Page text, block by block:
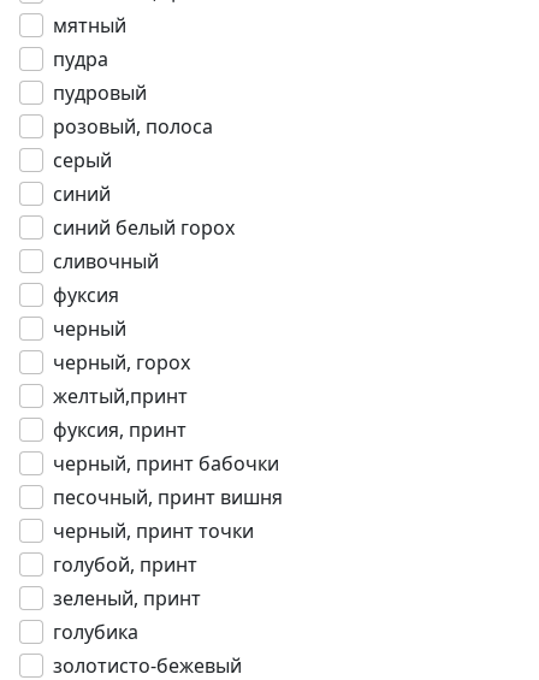
мятный
пудра
пудровый
розовый, полоса
серый
синий
синий белый горох
сливочный
фуксия
черный
черный, горох
желтый,принт
фуксия, принт
черный, принт бабочки
песочный, принт вишня
черный, принт точки
голубой, принт
зеленый, принт
голубика
золотисто-бежевый